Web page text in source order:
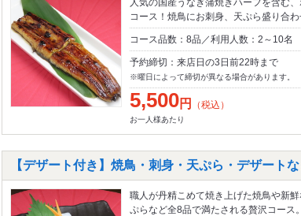
人気の国産うなぎ蒲焼きハーフを含む
コース！焼鳥にお刺身、天ぷら盛り合
コース品数：8品／利用人数：2～10名
予約締切：来店日の3日前22時まで
※曜日によって締切が異なる場合があります。
5,500円 （税込）
お一人様あたり
【デザート付き】焼鳥・刺身・天ぷら・デザー
職人が丹精こめて焼き上げた焼鳥や新
ぷらなど全8品で満たされる贅沢コース